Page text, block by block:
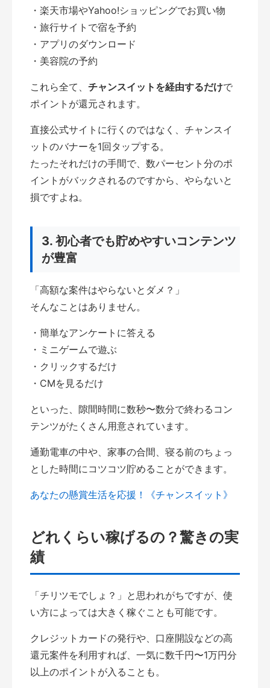
・楽天市場やYahoo!ショッピングでお買い物
・旅行サイトで宿を予約
・アプリのダウンロード
・美容院の予約
これら全て、 チャンスイットを経由するだけで
ポイントが還元されます。
直接公式サイトに行くのではなく、チャンスイ
ットのバナーを1回タップする。
たったそれだけの手間で、数パーセント分のポ
イントがバックされるのですから、やらないと
損ですよね。
3. 初心者でも貯めやすいコンテンツ
が豊富
「高額な案件はやらないとダメ？」
そんなことはありません。
・簡単なアンケートに答える
・ミニゲームで遊ぶ
・クリックするだけ
・CMを見るだけ
といった、隙間時間に数秒〜数分で終わるコン
テンツがたくさん用意されています。
通勤電車の中や、家事の合間、寝る前のちょっ
とした時間にコツコツ貯めることができます。
あなたの懸賞生活を応援！《チャンスイット》
どれくらい稼げるの？驚きの実
績
「チリツモでしょ？」と思われがちですが、使
い方によっては大きく稼ぐことも可能です。
クレジットカードの発行や、口座開設などの高
還元案件を利用すれば、一気に数千円〜1万円分
以上のポイントが入ることも。